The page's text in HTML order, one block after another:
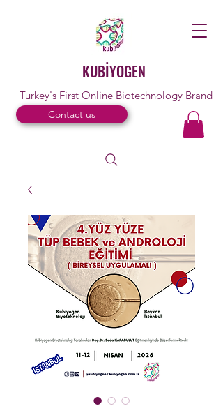
KUBİYOGEN
Turkey's First Online Biotechnology Brand
Contact us